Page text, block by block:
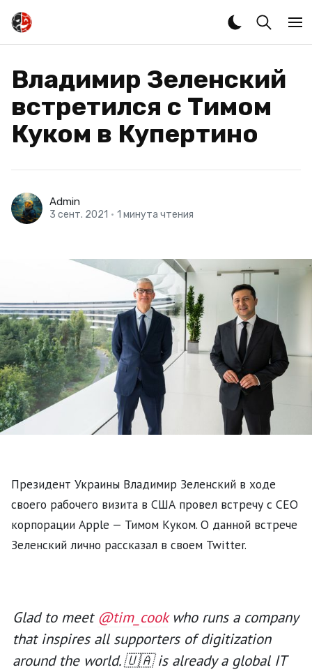
Владимир Зеленский
встретился с Тимом
Куком в Купертино
Admin
3 сент. 2021 • 1 минута чтения
Президент Украины Владимир Зеленский в ходе
своего рабочего визита в США провел встречу с CEO
корпорации Apple — Тимом Куком. О данной встрече
Зеленский лично рассказал в своем Twitter.
Glad to meet @tim_cookwho runs a company
that inspires all supporters of digitization
around the world. 🇺🇦 is already a global IT